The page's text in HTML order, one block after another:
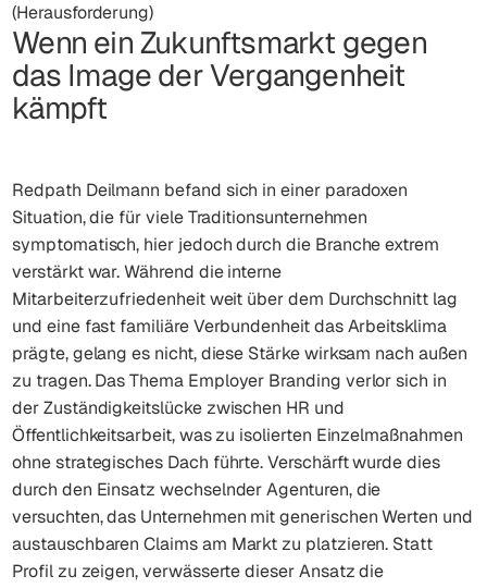
(Herausforderung)
Wenn ein Zukunftsmarkt gegen
das Image der Vergangenheit
kämpft
Redpath Deilmann befand sich in einer paradoxen
Situation, die für viele Traditionsunternehmen
symptomatisch, hier jedoch durch die Branche extrem
verstärkt war. Während die interne
Mitarbeiterzufriedenheit weit über dem Durchschnitt lag
und eine fast familiäre Verbundenheit das Arbeitsklima
prägte, gelang es nicht, diese Stärke wirksam nach außen
zu tragen. Das Thema Employer Branding verlor sich in
der Zuständigkeitslücke zwischen HR und
Öffentlichkeitsarbeit, was zu isolierten Einzelmaßnahmen
ohne strategisches Dach führte. Verschärft wurde dies
durch den Einsatz wechselnder Agenturen, die
versuchten, das Unternehmen mit generischen Werten und
austauschbaren Claims am Markt zu platzieren. Statt
Profil zu zeigen, verwässerte dieser Ansatz die